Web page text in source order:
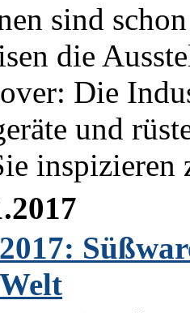
sind
die
Die
und
inspizieren